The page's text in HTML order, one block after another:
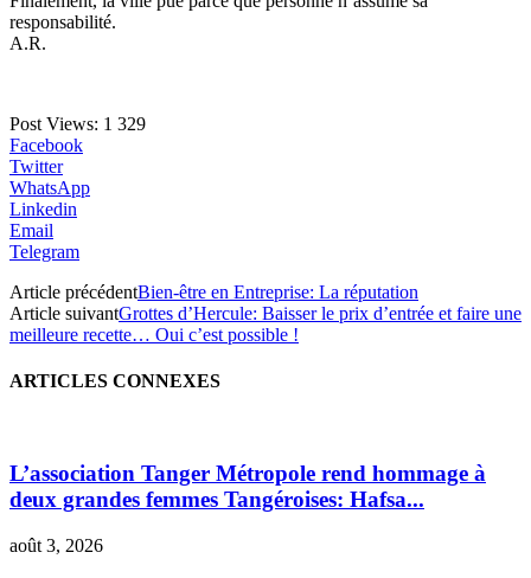
responsabilité.
A.R.
Post Views: 1 329
Facebook
Twitter
WhatsApp
Linkedin
Email
Telegram
Article précédentBien-être en Entreprise: La réputation
Article suivantGrottes d’Hercule: Baisser le prix d’entrée et faire une
meilleure recette… Oui c’est possible !
ARTICLES CONNEXES
L’association Tanger Métropole rend hommage à
deux grandes femmes Tangéroises: Hafsa...
août 3, 2026